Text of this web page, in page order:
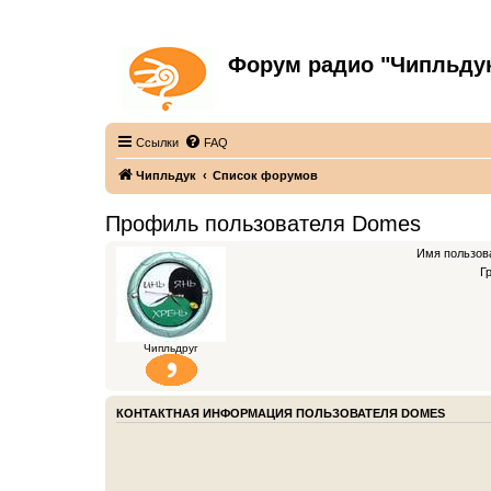
Форум радио
Ссылки FAQ
Чипльдук Список форумов
Профиль пользователя Domes
Чипльдруг
Имя
КОНТАКТНАЯ ИНФОРМАЦИЯ ПОЛЬЗОВАТЕЛЯ DOMES